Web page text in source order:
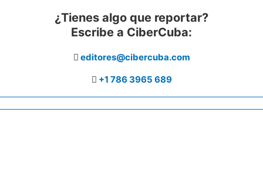
¿Tienes algo que reportar?
Escribe a CiberCuba:
editores@cibercuba.com
+1 786 3965 689